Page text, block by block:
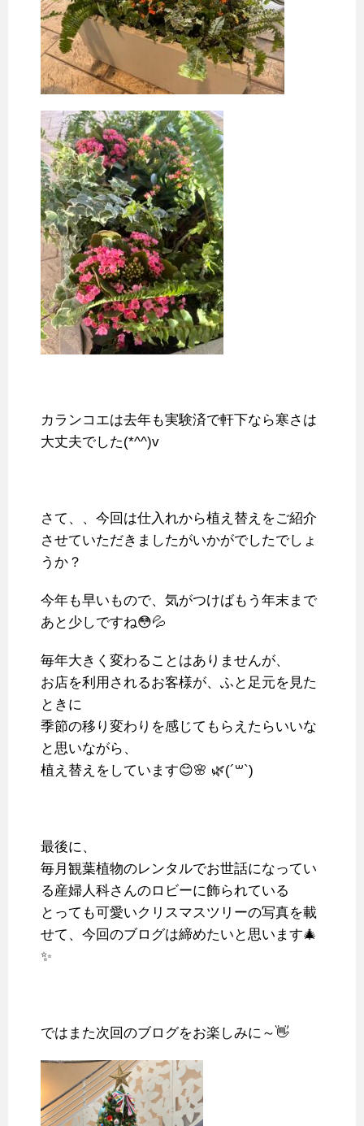
カランコエは去年も実験済で軒下なら寒さは
大丈夫でした(*^^)v
さて、、今回は仕入れから植え替えをご紹介
させていただきましたがいかがでしたでしょ
うか？
今年も早いもので、気がつけばもう年末まで
あと少しですね😳💦
毎年大きく変わることはありませんが、
お店を利用されるお客様が、ふと足元を見た
ときに
季節の移り変わりを感じてもらえたらいいな
と思いながら、
植え替えをしています😊🌸 🌿(´꒳`)
最後に、
毎月観葉植物のレンタルでお世話になってい
る産婦人科さんのロビーに飾られている
とっても可愛いクリスマスツリーの写真を載
せて、今回のブログは締めたいと思います🎄
✨
ではまた次回のブログをお楽しみに～👋